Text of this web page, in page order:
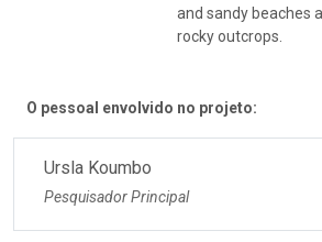
and sandy beaches
rocky outcrops.
O pessoal envolvido no projeto:
Ursla Koumbo
Pesquisador Principal